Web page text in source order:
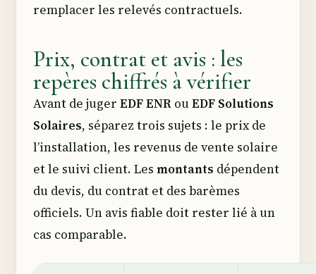
remplacer les relevés contractuels.
Prix, contrat et avis : les
repères chiffrés à vérifier
Avant de juger EDF ENR ouEDF Solutions
Solaires, séparez trois sujets : le prix de
l’installation, les revenus de vente solaire
et le suivi client. Les montants dépendent
du devis, du contrat et des barèmes
officiels. Un avis fiable doit rester lié à un
cas comparable.